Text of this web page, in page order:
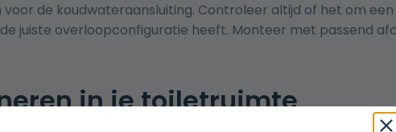
de koudwateraansluiting. Controleer altijd of het om
juiste overloopconfiguratie heeft. Monteer met passend
in je toiletruimte